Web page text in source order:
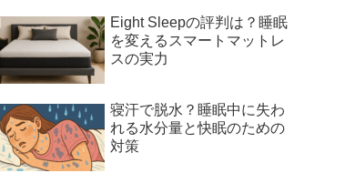
Eight Sleepの評判は？睡眠
を変えるスマートマットレ
スの実力
寝汗で脱水？睡眠中に失わ
れる水分量と快眠のための
対策